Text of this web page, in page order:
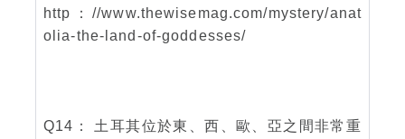
http：//www.thewisemag.com/mystery/anat
olia-the-land-of-goddesses/
Q14： 土耳其位於東、西、歐、亞之間非常重